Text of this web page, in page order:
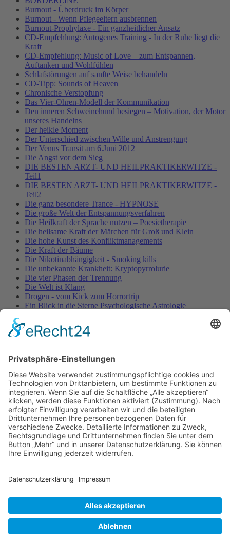
Burnout - Überdruck im Körper
Burnout - Wenn Pflegeeltern ausbrennen
Burnout-Prophylaxe - Ein ganzheitlicher Ansatz
CD-Empfehlung: Autogenes Training - In der Ruhe liegt die
Kraft
CD-Empfehlung: Music of Love – zum Entspannen,
Auftanken und Wohlfühlen
Schlafstörungen auf sanfte Weise behandeln
CD-Tipp: Sounds of Heaven
Chronische Verstopfung
Das Vier-Ohren-Modell der Kommunikation
Den inneren Schweinehund besiegen – Motivation, der Motor
unseres Handelns
Der heikle Moment
Der Unterschied zwischen Wille und Anstrengung
Der Venus Transit am 6.Juni 2012
Die Angst vor dem Sieg
DIE BESTEN ARZT- UND HEILPRAKTIKERWITZE -
Teil1
DIE BESTEN ARZT- UND HEILPRAKTIKERWITZE -
Teil2
Die ganz besondere Trance - HYPNOSE
Die große Welt der Entspannungsverfahren
Die Heilkraft der Sprache nutzen – Poesietherapie
Die heilsame Kraft der Märchen für Groß und Klein
Die hohe Kunst des Konfliktmanagements
Die Kraft der Bäume
Die Nikotinabhängigkeit - Smoking kills
Die unbekannte Krankheit: Kryptopyrrolurie
Die vier Phasen der Trennung
Die Welt ist Klang
Drogen - vom Kick zum Horrortrip
Ein Blick in die Sterne Psychologische Astrologie
ENTSPANNUNG PUR!
Fallbeschreibung aus der Entspannungspraxis – nervöse
Fallstudie aus der psychotherapeutischen Praxis - ADHS /
Burnout
Fallstudie aus der psychotherapeutischen Praxis -
Schlafstörungen
Falsches Vorbild!
Berufsbild Heilpraktiker für Psychotherapie
Therapien und Verfahren